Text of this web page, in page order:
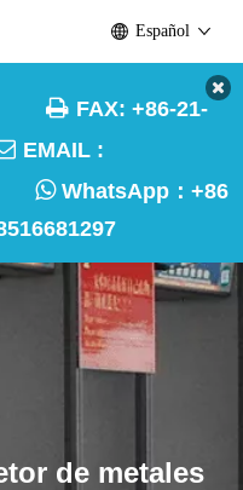
 FAX: +86-21-
EMAIL :
WhatsApp： +86
Español
de metales